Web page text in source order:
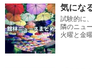
気にな
試験的に
隣のニュ
火曜と金